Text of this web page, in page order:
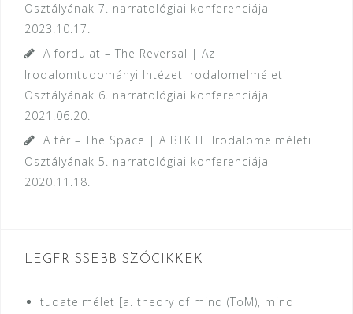
Osztályának 7. narratológiai konferenciája
2023.10.17.
A fordulat – The Reversal | Az
Irodalomtudományi Intézet Irodalomelméleti
Osztályának 6. narratológiai konferenciája
2021.06.20.
A tér – The Space | A BTK ITI Irodalomelméleti
Osztályának 5. narratológiai konferenciája
2020.11.18.
LEGFRISSEBB SZÓCIKKEK
tudatelmélet [a. theory of mind (ToM), mind